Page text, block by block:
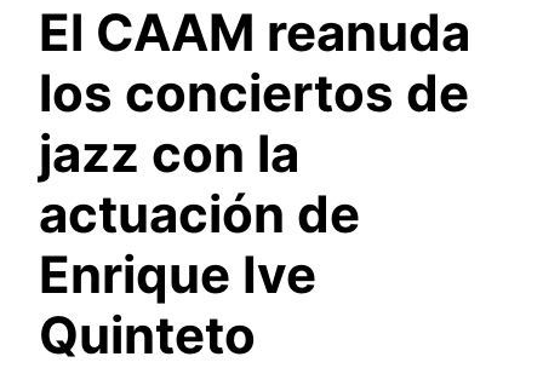
El CAAM reanuda
los conciertos de
jazz con la
actuación de
Enrique Ive
Quinteto